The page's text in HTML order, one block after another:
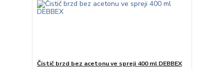
Čistič brzd bez acetonu ve spreji 400 ml DEBBEX